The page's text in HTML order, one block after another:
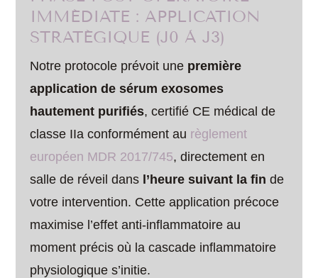
IMMÉDIATE : APPLICATION
STRATÉGIQUE (J0 À J3)
Notre protocole prévoit une première
application de sérum exosomes
hautement purifiés, certifié CE médical de
classe IIa conformément au règlement
européen MDR 2017/745, directement en
salle de réveil dans l’heure suivant la fin de
votre intervention. Cette application précoce
maximise l’effet anti-inflammatoire au
moment précis où la cascade inflammatoire
physiologique s’initie.